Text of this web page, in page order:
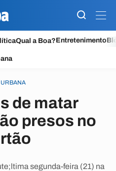
Qual a Boa?Entretenimento
de matar
presos no
segunda-feira (21) na